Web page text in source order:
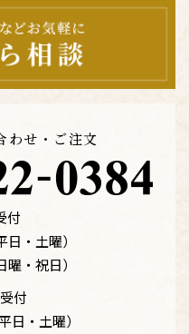
わせ・ご注文
付
・土曜）
・祝日）
付
日・土曜）